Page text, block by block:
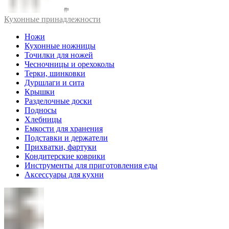
Кухонные принадлежности
Ножи
Кухонные ножницы
Точилки для ножей
Чесночницы и орехоколы
Терки, шинковки
Дуршлаги и сита
Крышки
Разделочные доски
Подносы
Хлебницы
Емкости для хранения
Подставки и держатели
Прихватки, фартуки
Кондитерские коврики
Инструменты для приготовления еды
Аксессуары для кухни